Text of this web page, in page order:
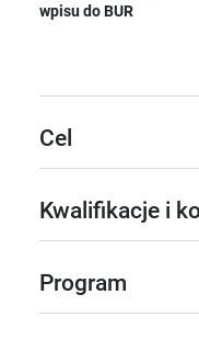
wpisu do BUR
Cel
Kwalifikacje i
Program